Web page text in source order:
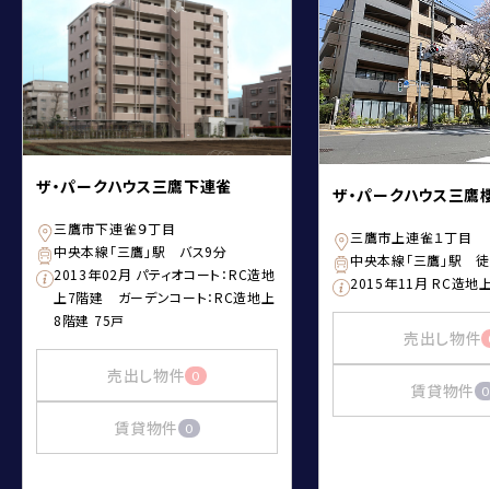
ザ・パークハウス三鷹下連雀
三鷹市下連雀９丁目
中央本線「三鷹」駅 バス9分
2013年02月 パティオコート：RC造地
上7階建 ガーデンコート：RC造地上
8階建 75戸
売出し物件 0
賃貸物件 0
ザ・パークハウス三鷹
三鷹市上連雀１丁目
中央本線「三鷹」駅
2015年11月 RC造地
売出し物件
賃貸物件 0